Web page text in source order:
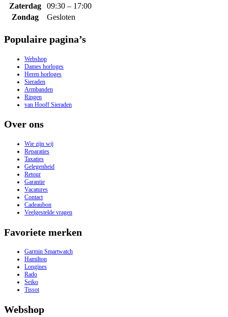
Zaterdag
09:30 – 17:00
Zondag
Gesloten
Populaire pagina’s
Webshop
Dames horloges
Heren horloges
Sieraden
Armbanden
Ringen
van Hooff Sieraden
Over ons
Wie zijn wij
Reparaties
Taxaties
Gelegenheid
Retour
Garantie
Vacatures
Contact
Cadeaubon
Veelgestelde vragen
Favoriete merken
Garmin Smartwatch
Hamilton
Longines
Rado
Seiko
Tissot
Webshop